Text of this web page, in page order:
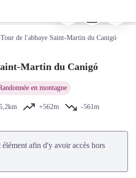
Orientales Le Département
du Canigó
Estelles - © OTI Conflent Canigó
Voir l'image en plein écran
Tour de l'abbaye Saint-Martin du Canigó
Martin du Canigó
en montagne
+562m
-561m
élément afin d'y avoir accès hors